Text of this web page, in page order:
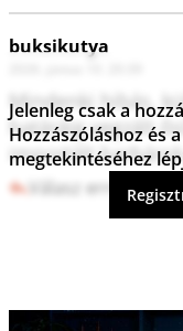
buksikutya
Mindenki hibás,
határáig vegzált
importált barbárok
Válasz erre 4 0
Jelenleg csak a
Hozzászóláshoz és
megtekintéséhez